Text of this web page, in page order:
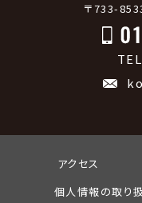
〒733-
アクセス
個人情報の取り